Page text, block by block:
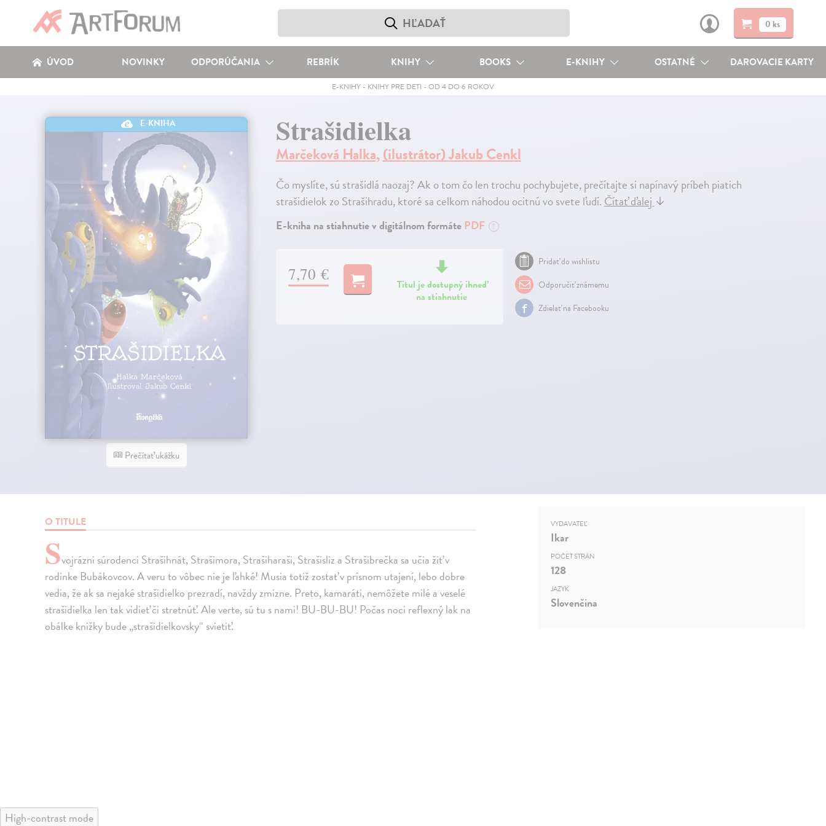
0 ks
ÚVOD NOVINKY ODPORÚČANIA REBRÍK KNIHY BOOKS E-KNIHY OSTATNÉ DAROVACIE KARTY
E-KNIHY- KNIHY PRE DETI - OD 4 DO 6 ROKOV
E-KNIHA
Prečítať ukážku
Strašidielka
Marčeková Halka,(ilustrátor) Jakub Cenkl
Čo myslíte, sú strašidlá naozaj? Ak o tom čo len trochu pochybujete, prečítajte si napínavý príbeh piatich
strašidielok zo Strašihradu, ktoré sa celkom náhodou ocitnú vo svete ľudí.Čítať ďalej↓
E-kniha na stiahnutie v digitálnom formátePDF ?
7,70 €
Titul je dostupný ihneď
na stiahnutie
Pridať do wishlistu
Odporučiť známemu
Zdielať na Facebooku
O TITULE
Svojrázni súrodenci Strašihnát, Strašimora, Strašiharaši, Strašisliz a Strašibrečka sa učia žiť v
rodinke Bubákovcov. A veru to vôbec nie je ľahké! Musia totiž zostať v prísnom utajení, lebo dobre
vedia, že ak sa nejaké strašidielko prezradí, navždy zmizne. Preto, kamaráti, nemôžete milé a veselé
strašidielka len tak vidieť či stretnúť. Ale verte, sú tu s nami! BU-BU-BU! Počas noci reflexný lak na
obálke knižky bude „strašidielkovsky“ svietiť.
VYDAVATEĽ
Ikar
POČET STRÁN
128
JAZYK
Slovenčina
High-contrast mode